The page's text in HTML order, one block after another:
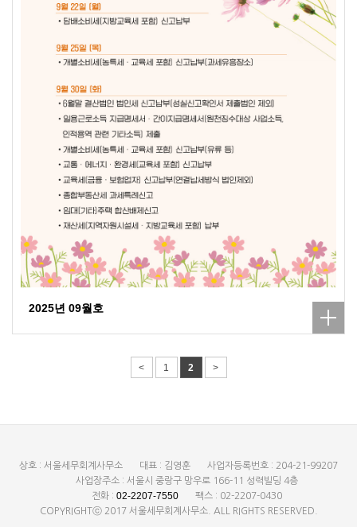
2025년 09월호
< 1 2 >
상호 : 서울세무회계사무소 대표 : 김영훈
사업자등록번호 : 204-21-99207
사업장주소 : 서울시 중랑구 망우로 166-11 성력빌딩 4층
전화 : 02-2207-7550
팩스 : 02-2207-0430
COPYRIGHTⓒ 2017 서울세무회계사무소. ALL RIGHTS RESERVED.